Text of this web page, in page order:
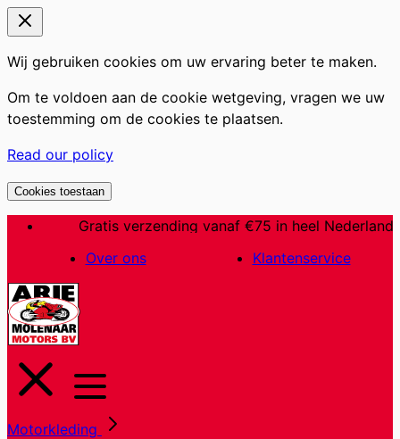
Wij gebruiken cookies om uw ervaring beter te maken.
Om te voldoen aan de cookie wetgeving, vragen we uw
toestemming om de cookies te plaatsen.
Read our policy
Cookies toestaan
inhoud
Gratis verzending vanaf €75 in heel Nederland
Al 60 jaar een begrip in Nederland
Over ons
Klantenservice
Motorkleding